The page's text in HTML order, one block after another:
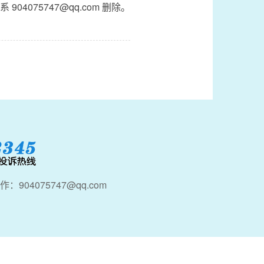
904075747@qq.com 删除。
：904075747@qq.com